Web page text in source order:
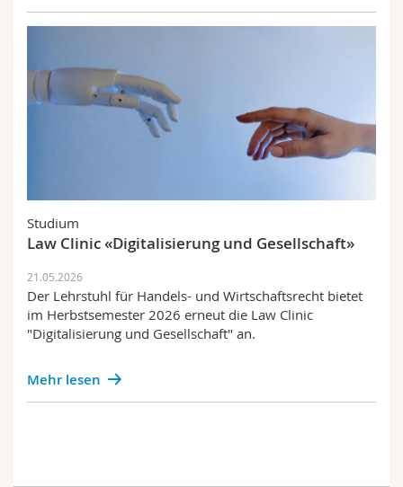
Studium
Law Clinic «Digitalisierung und Gesellschaft»
21.05.2026
Der Lehrstuhl für Handels- und Wirtschaftsrecht bietet
im Herbstsemester 2026 erneut die Law Clinic
"Digitalisierung und Gesellschaft" an.
Mehr lesen